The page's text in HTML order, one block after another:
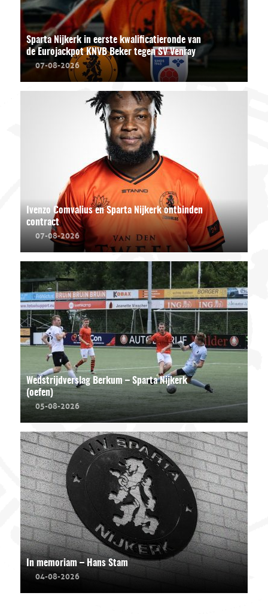
Sparta Nijkerk in eerste kwalificatieronde van
de Eurojackpot KNVB Beker tegen SV Venray
07-08-2026
Ivenzo Comvalius en Sparta Nijkerk ontbinden
contract
07-08-2026
Wedstrijdverslag Berkum – Sparta Nijkerk
(oefen)
05-08-2026
In memoriam – Hans Stam
04-08-2026